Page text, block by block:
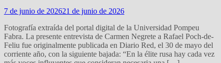
7 de junio de 202621 de junio de 2026
Fotografía extraída del portal digital de la Universidad Pompeu
Fabra. La presente entrevista de Carmen Negrete a Rafael Poch-de-
Feliu fue originalmente publicada en Diario Red, el 30 de mayo del
corriente año, con la siguiente bajada: “En la élite rusa hay cada vez